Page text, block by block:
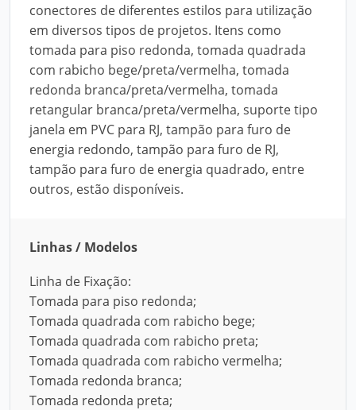
conectores de diferentes estilos para utilização
em diversos tipos de projetos. Itens como
tomada para piso redonda, tomada quadrada
com rabicho bege/preta/vermelha, tomada
redonda branca/preta/vermelha, tomada
retangular branca/preta/vermelha, suporte tipo
janela em PVC para RJ, tampão para furo de
energia redondo, tampão para furo de RJ,
tampão para furo de energia quadrado, entre
outros, estão disponíveis.
Linhas / Modelos
Linha de Fixação:
Tomada para piso redonda;
Tomada quadrada com rabicho bege;
Tomada quadrada com rabicho preta;
Tomada quadrada com rabicho vermelha;
Tomada redonda branca;
Tomada redonda preta;